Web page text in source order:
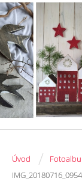
Úvod /